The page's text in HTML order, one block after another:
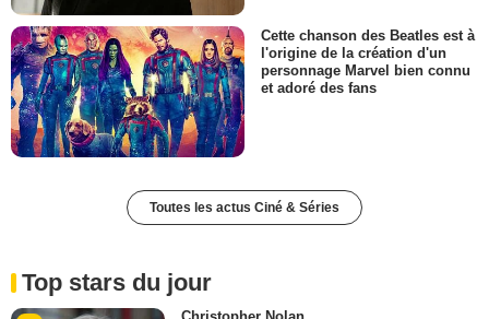
Cette chanson des Beatles est à
l'origine de la création d'un
personnage Marvel bien connu
et adoré des fans
Toutes les actus Ciné & Séries
Top stars du jour